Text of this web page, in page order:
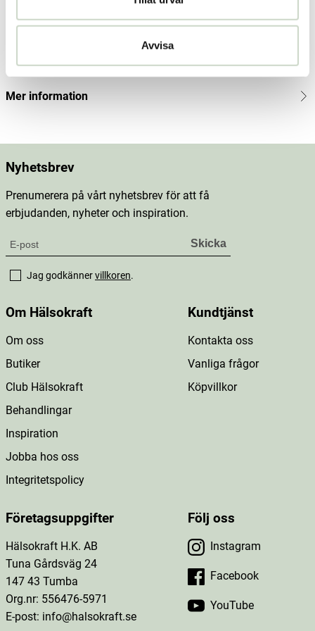
Avvisa
Dosering & användning
Mer information
Nyhetsbrev
Prenumerera på vårt nyhetsbrev för att få
erbjudanden, nyheter och inspiration.
Jag godkännervillkoren.
Om Hälsokraft
Om oss
Butiker
Club Hälsokraft
Behandlingar
Inspiration
Jobba hos oss
Integritetspolicy
Kundtjänst
Kontakta oss
Vanliga frågor
Köpvillkor
Företagsuppgifter
Hälsokraft H.K. AB
Tuna Gårdsväg 24
147 43 Tumba
Org.nr: 556476-5971
E-post: info@halsokraft.se
Följ oss
Instagram
Facebook
YouTube